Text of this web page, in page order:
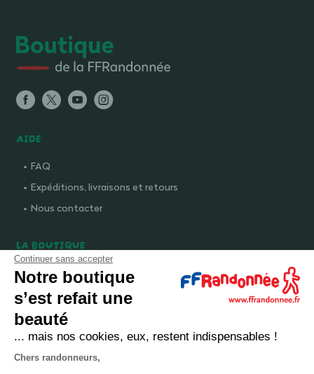
AIDE
FAQ
Expéditions, livraisons et retours
Nous contacter
LA BOUTIQUE
Qui sommes-nous ?
Comment devenir adhérent ?
Mentions légales
CGV et politique de confidentialité
Cookies
Continuer sans accepter
Notre boutique
s’est refait une
beauté
... mais nos cookies, eux, restent indispensables !
Chers randonneurs,